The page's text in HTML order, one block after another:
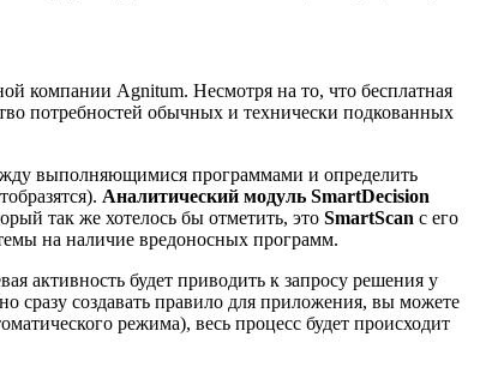
компании Agnitum. Несмотря на то, что бесплатная
потребностей обычных и технически подкованных
выполняющимися программами и определить
Аналитический модуль SmartDecision
так же хотелось бы отметить, это SmartScan с его
на наличие вредоносных программ.
активность будет приводить к запросу решения у
сразу создавать правило для приложения, вы можете
режима), весь процесс будет происходит